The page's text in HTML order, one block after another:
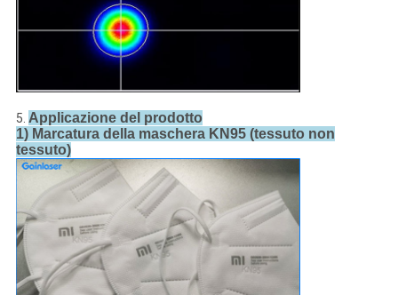
5. Applicazione del prodotto
1) Marcatura della maschera KN95 (tessuto non
tessuto)